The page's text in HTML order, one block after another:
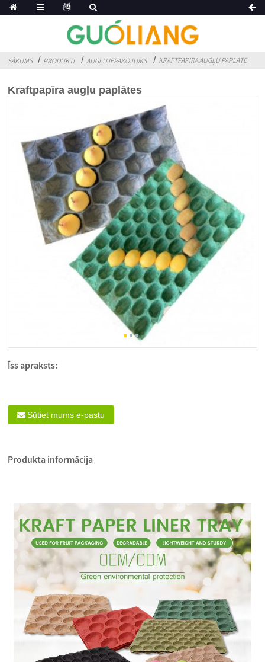
SĀKUMS PRODUKTI AUGĻU IEPAKOJUMS KRAFTPAPĪRA AUGĻU PAPLĀTE
Kraftpapīra augļu paplātes
Īss apraksts:
Sūtiet mums e-pastu
Produkta informācija